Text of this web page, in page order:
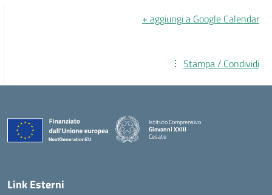
+ aggiungi a Google Calendar
Stampa / Condividi
Istituto Comprensivo
Giovanni XXIII
Cesate
Link Esterni